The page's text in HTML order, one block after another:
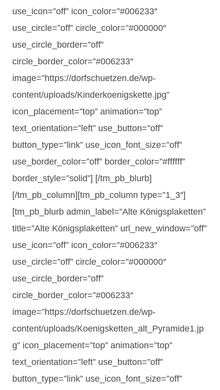
use_icon=”off” icon_color=”#006233″
use_circle=”off” circle_color=”#000000″
use_circle_border=”off”
circle_border_color=”#006233″
image=”https://dorfschuetzen.de/wp-
content/uploads/Kinderkoenigskette.jpg”
icon_placement=”top” animation=”top”
text_orientation=”left” use_button=”off”
button_type=”link” use_icon_font_size=”off”
use_border_color=”off” border_color=”#ffffff”
border_style=”solid”] [/tm_pb_blurb]
[/tm_pb_column][tm_pb_column type=”1_3″]
[tm_pb_blurb admin_label=”Alte Königsplaketten”
title=”Alte Königsplaketten” url_new_window=”off”
use_icon=”off” icon_color=”#006233″
use_circle=”off” circle_color=”#000000″
use_circle_border=”off”
circle_border_color=”#006233″
image=”https://dorfschuetzen.de/wp-
content/uploads/Koenigsketten_alt_Pyramide1.jp
g” icon_placement=”top” animation=”top”
text_orientation=”left” use_button=”off”
button_type=”link” use_icon_font_size=”off”